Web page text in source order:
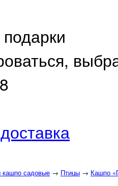
кашпо садовые → Птицы → Кашпо